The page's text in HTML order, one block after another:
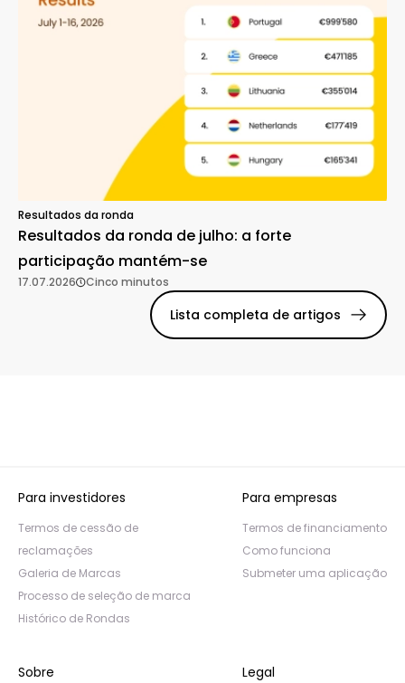
Resultados da ronda
Resultados da ronda de julho: a forte
participação mantém-se
17.07.2026 Cinco minutos
Lista completa de artigos
Para investidores
Termos de cessão de
reclamações
Galeria de Marcas
Processo de seleção de marca
Histórico de Rondas
Para empresas
Termos de financiamento
Como funciona
Submeter uma aplicação
Sobre Legal